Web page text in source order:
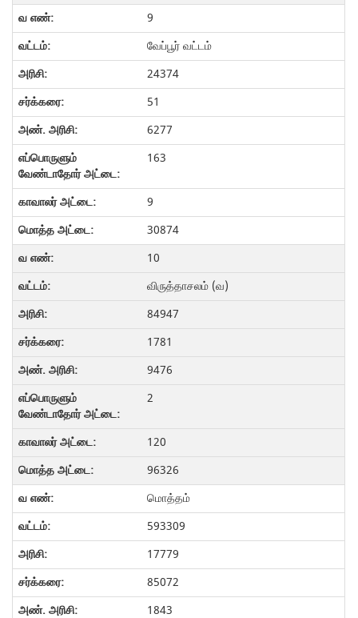
9
வேப்பூர் வட்டம்
24374
51
6277
163
9
30874
10
விருத்தாசலம் (வ)
84947
1781
9476
2
120
96326
மொத்தம்
593309
17779
85072
1843